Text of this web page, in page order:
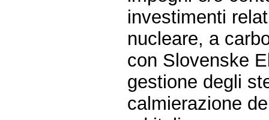
investimenti
nucleare, a
con Slovenske
gestione degli
calmierazione